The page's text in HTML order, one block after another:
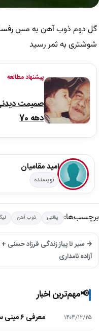
گل دوم ذوب آهن به مس
شوشتری به ثمر رسید
پیشنهاد مطالعه
صمیمت
دهه 70
امید مقامیان
نویسنده
برچسب‌ها: پنالتی ذوب آهن
→ سیر تا پیاز زندگی فرزاد حسنی +
آزاده نامداری
📢مهم‌ترین اخبار
۱۴۰۴/۱۲/۲۵ معرفی ۶ مینی سریال ۲۰۲۵ که نباید از دست بدهید!